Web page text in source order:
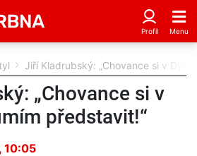
Jiří Kladrubský: „Chovance si v
„Chovance si v
představit!“
10:05